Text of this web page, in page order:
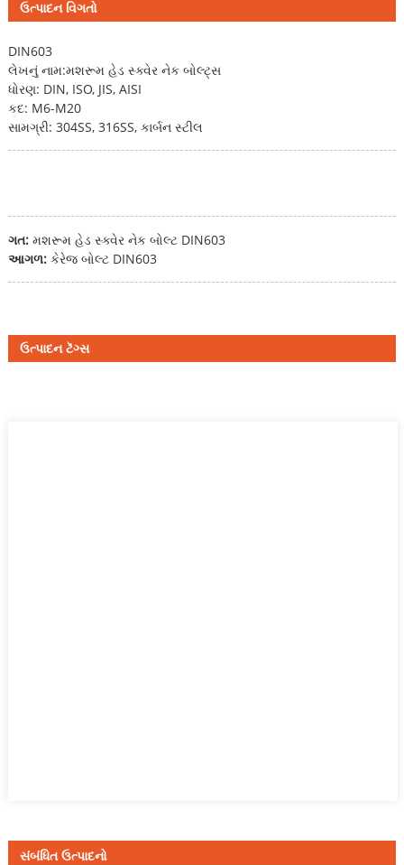
ઉત્પાદન વિગતો
DIN603
લેખનું નામ:મશરૂમ હેડ સ્ક્વેર નેક બોલ્ટ્સ
ધોરણ: DIN, ISO, JIS, AISI
કદ: M6-M20
સામગ્રી: 304SS, 316SS, કાર્બન સ્ટીલ
ગત: મશરૂમ હેડ સ્ક્વેર નેક બોલ્ટ DIN603
આગળ: કેરેજ બોલ્ટ DIN603
ઉત્પાદન ટૅગ્સ
સંબંધિત ઉત્પાદનો